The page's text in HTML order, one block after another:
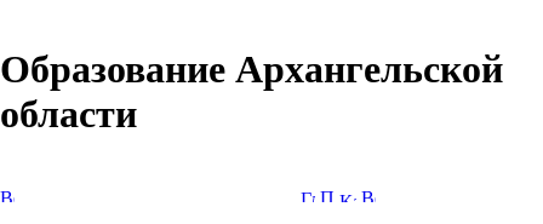
Образование Архангельской
области